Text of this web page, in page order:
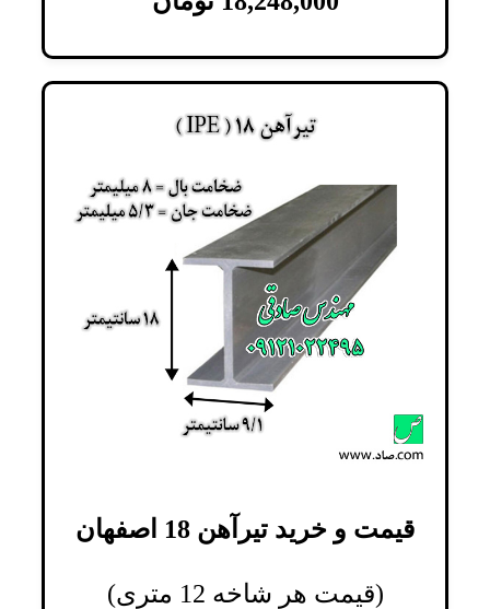
قیمت و خرید تیرآهن 18 اصفهان
(قیمت هر شاخه 12 متری)